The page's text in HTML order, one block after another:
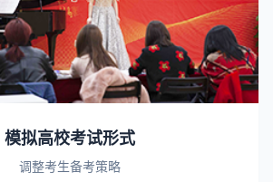
模拟高校考试形式
调整考生备考策略